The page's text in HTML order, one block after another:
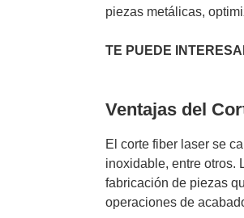
piezas metálicas,
TE PUEDE
Ventajas del
El corte fiber laser se
inoxidable, entre otros.
fabricación de piezas
operaciones de